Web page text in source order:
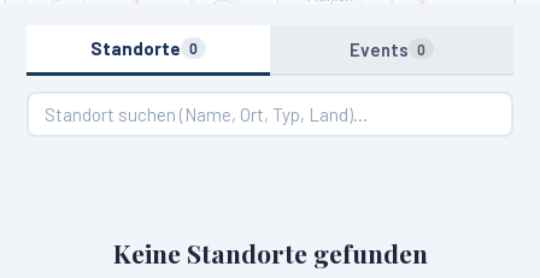
Standorte 0 Events 0
Keine Standorte gefunden